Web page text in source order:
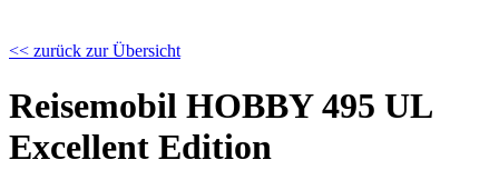
<< zurück zur Übersicht
Reisemobil HOBBY 495 UL
Excellent Edition